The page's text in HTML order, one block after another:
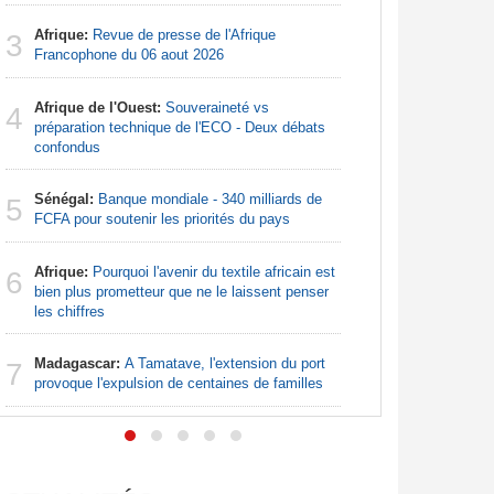
3 Afrique: Revue de presse de l'Afrique
Francophone du 06 aout 2026
4 Afrique de l'Ouest: Souveraineté vs
préparation technique de l'ECO - Deux débats
confondus
5 Sénégal: Banque mondiale - 340 milliards de
FCFA pour soutenir les priorités du pays
6 Afrique: Pourquoi l'avenir du textile africain est
bien plus prometteur que ne le laissent penser
les chiffres
7 Madagascar: A Tamatave, l'extension du port
provoque l'expulsion de centaines de familles